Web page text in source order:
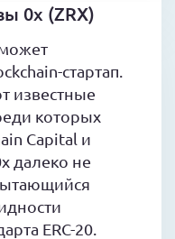
0x (ZRX)
стартап.
известные
которых
Capital и
далеко не
ERC-20.